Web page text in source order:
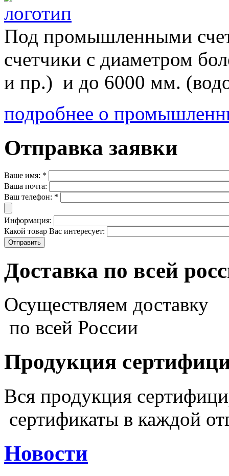
Под промышленными
счетчики с диаметром
и пр.) и до 6000 мм.
подробнее о
Отправка заявки
Ваше имя: *
Ваша почта:
Ваш телефон: *
Информация:
Какой товар Вас интересует:
Доставка по всей
Осуществляем доставку
по всей России
Продукция
Вся продукция
сертификаты в каждой
Новости